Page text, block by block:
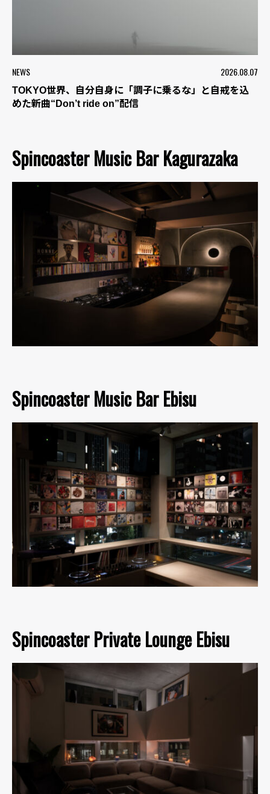
NEWS 2026.08.07
TOKYO世界、自分自身に「調子に乗るな」と自戒を込
めた新曲“Don’t ride on”配信
Spincoaster Music Bar Kagurazaka
Spincoaster Music Bar Ebisu
Spincoaster Private Lounge Ebisu